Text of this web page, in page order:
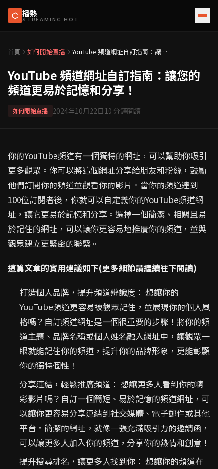
播熱
STREAMING HOT
首頁 如何開始直播
YouTube 頻道網址自訂指南：讓您
YouTube 頻道網址自訂指南：讓您的
頻道更易於記憶和分享！
如何開始直播 2024年10月22日10 分鐘閱讀
你的YouTube頻道有一個獨特的網址，可以幫助你吸引
更多觀眾。你可以將這個網址分享給朋友和粉絲，鼓勵
他們訂閱你的頻道並觀看你的影片。當你的頻道達到
100位訂閱者後，你就可以自定義你的YouTube頻道網
址，讓它更易於記憶和分享。選擇一個簡潔、相關且易
於記住的網址，可以讓你更容易地推廣你的頻道，並與
觀眾建立更緊密的聯繫。
這篇文章的實用建議如下(更多細節請繼續往下閱讀)
打造個人品牌，提升頻道辨識度： 想讓你的
YouTube頻道更容易被觀眾記住，並展現你的個人風
格嗎？自訂頻道網址是一個很重要的步驟！將你的頻
道主題、品牌名稱或個人姓名融入網址中，讓觀眾一
眼就能記住你的頻道，提升你的品牌形象，更能彰顯
你的獨特個性！
分享連結，輕鬆推廣頻道： 想讓更多人看到你的精
彩影片嗎？自訂一個簡短、易於記憶的頻道網址，可
以讓你更容易分享連結到社交媒體、電子郵件或其他
平台。簡潔的網址，就像一張充滿吸引力的邀請函，
可以讓更多人加入你的頻道，分享你的熱情和創意！
提升搜尋排名，讓更多人找到你： 想讓你的頻道在